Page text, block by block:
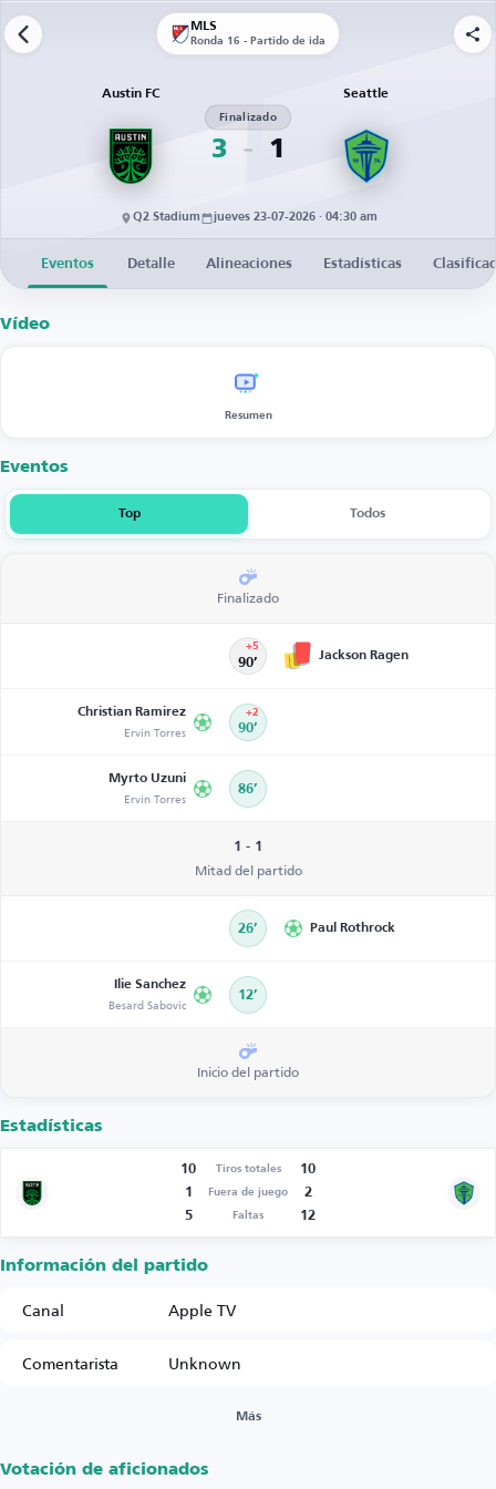
MLS
Ronda 16 - Partido de ida
Austin FC
3
Finalizado
1
Seattle
Q2 Stadium jueves 23-07-2026 · 04:30 am
Eventos Detalle Alineaciones Estadísticas
Vídeo
Resumen
Eventos
Top Todos
Finalizado
90’
+5
Jackson Ragen
Christian Ramirez
Ervin Torres 90’
+2
Myrto Uzuni
Ervin Torres 86’
1 - 1
Mitad del partido
26’ Paul Rothrock
Ilie Sanchez
Besard Sabovic 12’
Inicio del partido
Estadísticas
10 Tiros totales
10
1
Fuera de juego
2
5
Faltas 12
Información del partido
Canal
Apple TV
Comentarista
Unknown
Más
Votación de aficionados